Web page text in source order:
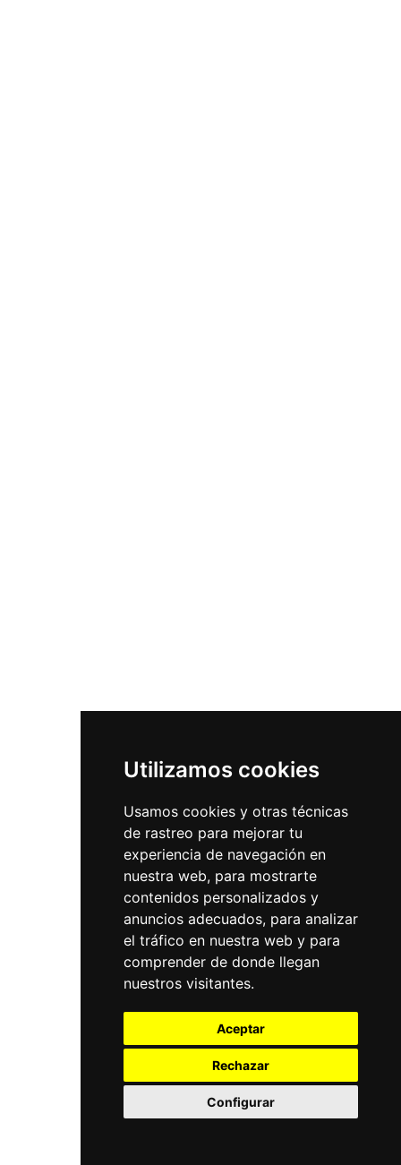
Utilizamos cookies
Usamos cookies y otras técnicas
de rastreo para mejorar tu
experiencia de navegación en
nuestra web, para mostrarte
contenidos personalizados y
anuncios adecuados, para analizar
el tráfico en nuestra web y para
comprender de donde llegan
nuestros visitantes.
Aceptar
Rechazar
Configurar